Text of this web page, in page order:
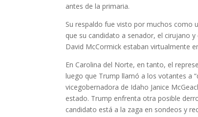
antes de la primaria.
Su respaldo fue visto por muchos como
que su candidato a senador, el cirujano
David McCormick estaban virtualmente
En Carolina del Norte, en tanto, el
luego que Trump llamó a los votantes a
vicegobernadora de Idaho Janice
estado. Trump enfrenta otra posible
candidato está a la zaga en sondeos y